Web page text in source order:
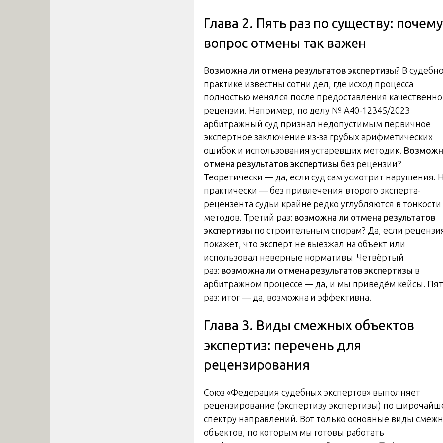
Глава 2. Пять раз по существу: почему
вопрос отмены так важен
Возможна ли отмена результатов экспертизы? В
практике известны сотни дел, где исход процесса
полностью менялся после предоставления
рецензии. Например, по делу № А40-12345/2023
арбитражный суд признал недопустимым первичное
экспертное заключение из-за грубых арифметических
ошибок и использования устаревших методик.
отмена результатов экспертизы без рецензии?
Теоретически — да, если суд сам усмотрит нарушения.
практически — без привлечения второго эксперта-
рецензента судьи крайне редко углубляются в тонкости
методов. Третий раз: возможна ли отмена результатов
экспертизы по строительным спорам? Да, если
покажет, что эксперт не выезжал на объект или
использовал неверные нормативы. Четвёртый
раз: возможна ли отмена результатов экспертизы в
арбитражном процессе — да, и мы приведём кейсы.
раз: итог — да, возможна и эффективна.
Глава 3. Виды смежных объектов
экспертиз: перечень для
рецензирования
Союз «Федерация судебных экспертов» выполняет
рецензирование (экспертизу экспертизы) по
спектру направлений. Вот только основные виды
объектов, по которым мы готовы работать